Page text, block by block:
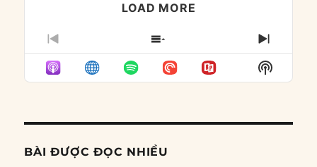
LOAD MORE
PREVIOUS
EPISODE
SHOW
EPISODES
LIST
NEXT
Show
Podcast
BÀI ĐƯỢC ĐỌC NHIỀU